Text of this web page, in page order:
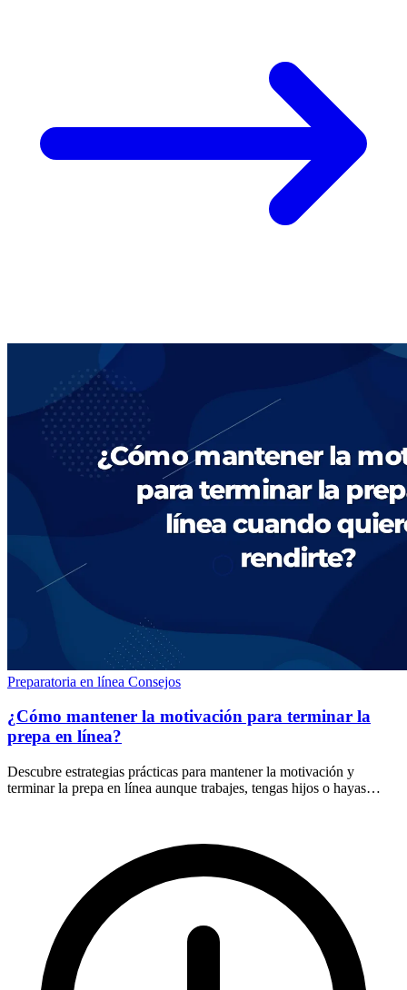
Preparatoria en línea Consejos
¿Cómo mantener la motivación para terminar la
prepa en línea?
Descubre estrategias prácticas para mantener la motivación y
terminar la prepa en línea aunque trabajes, tengas hijos o hayas